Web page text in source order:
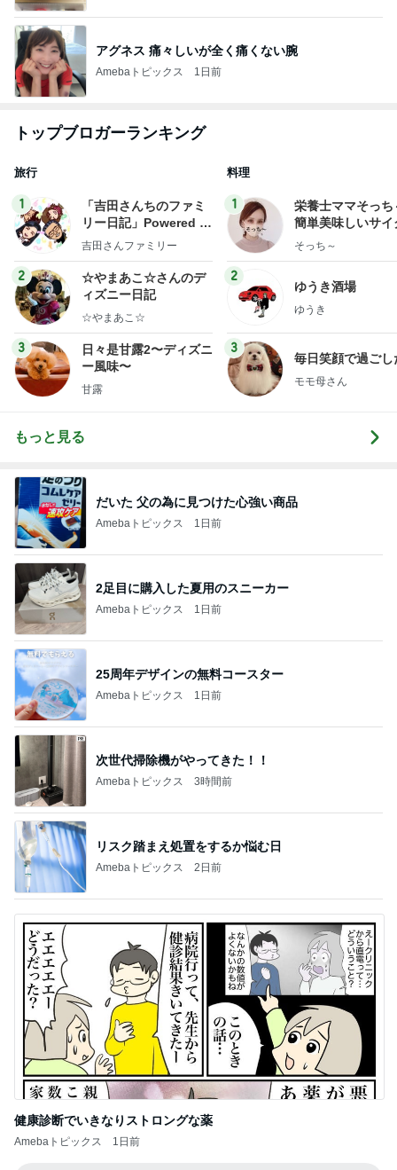
アグネス 痛々しいが全く痛くない腕
Amebaトピックス 1日前
トップブロガーランキング
旅行
1
「吉田さんちのファミ
リー日記」Powered b
y Ameba 吉田さんファ
ログ
吉田さんファミリー
2
☆やまあこ☆さんのデ
ィズニー日記
☆やまあこ☆
3
日々是甘露2〜ディズニ
ー風味〜
甘露
料理
1
栄養士ママそっち
簡単美味しいサイ
献立
そっち～
2
ゆうき酒場
ゆうき
3
毎日笑顔で過ごし
モモ母さん
もっと見る
だいた 父の為に見つけた心強い商品
Amebaトピックス 1日前
2足目に購入した夏用のスニーカー
Amebaトピックス 1日前
25周年デザインの無料コースター
Amebaトピックス 1日前
次世代掃除機がやってきた！！
Amebaトピックス 3時間前
リスク踏まえ処置をするか悩む日
Amebaトピックス 2日前
健康診断でいきなりストロングな薬
Amebaトピックス 1日前